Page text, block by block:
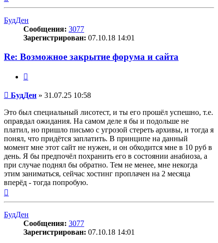
БудДен
Сообщения: 3077
Зарегистрирован: 07.10.18 14:01
Re: Возможное закрытие форума и сайта
Сообщение
БудДен » 31.07.25 10:58
Это был специальный лисотест, и ты его прошёл успешно, т.е.
оправдал ожидания. На самом деле я бы и подольше не
платил, но пришло письмо с угрозой стереть архивы, и тогда я
понял, что придётся заплатить. В принципе на данный
момент мне этот сайт не нужен, и он обходится мне в 10 руб в
день. Я бы предпочёл похранить его в состоянии анабиоза, а
при случае поднял бы обратно. Тем не менее, мне некогда
этим заниматься, сейчас хостинг проплачен на 2 месяца
вперёд - тогда попробую.
БудДен
Сообщения: 3077
Зарегистрирован: 07.10.18 14:01